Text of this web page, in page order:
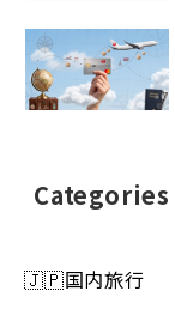
Categories
🇯🇵国内旅行